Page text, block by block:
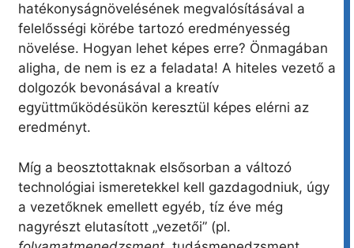
hatékonyságnövelésének megvalósításával a
felelősségi körébe tartozó eredményesség
növelése. Hogyan lehet képes erre? Önmagában
aligha, de nem is ez a feladata! A hiteles vezető a
dolgozók bevonásával a kreatív
együttműködésükön keresztül képes elérni az
eredményt.
Míg a beosztottaknak elsősorban a változó
technológiai ismeretekkel kell gazdagodniuk, úgy
a vezetőknek emellett egyéb, tíz éve még
nagyrészt elutasított „vezetői” (pl.